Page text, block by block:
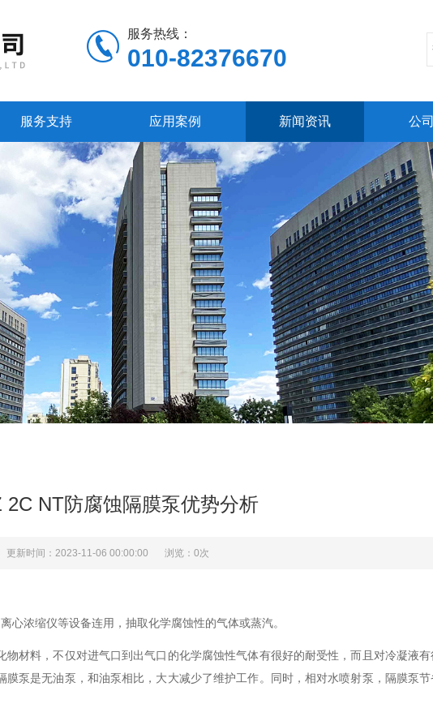
服务热线：
010-82376670
服务支持 应用案例 新闻资讯 公
2C NT防腐蚀隔膜泵优势分析
更新时间：2023-11-06 00:00:00 浏览：0次
心浓缩仪等设备连用，抽取化学腐蚀性的气体或蒸汽。
料，不仅对进气口到出气口的化学腐蚀性气体有很好的耐受性，而且对冷凝液
泵是无油泵，和油泵相比，大大减少了维护工作。同时，相对水喷射泵，隔膜泵节